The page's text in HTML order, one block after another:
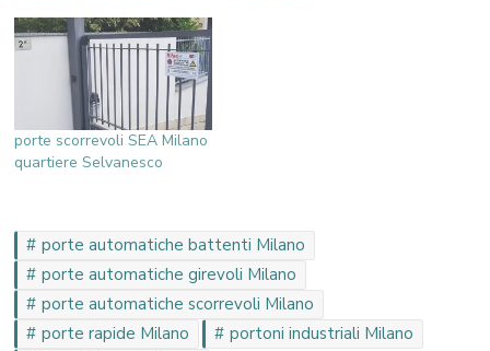
porte scorrevoli SEA Milano
quartiere Selvanesco
porte automatiche battenti Milano
porte automatiche girevoli Milano
porte automatiche scorrevoli Milano
porte rapide Milano
portoni industriali Milano